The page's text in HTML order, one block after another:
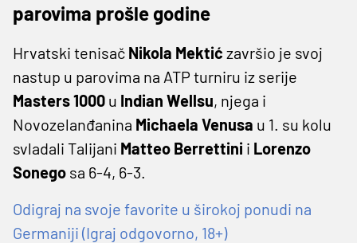
parovima prošle godine
Hrvatski tenisač Nikola Mektić završio je svoj
nastup u parovima na ATP turniru iz serije
Masters 1000 u Indian Wellsu, njega i
Novozelanđanina Michaela Venusa u 1. su kolu
svladali Talijani Matteo Berrettini i Lorenzo
Sonego sa 6-4, 6-3.
Odigraj na svoje favorite u širokoj ponudi na
Germaniji (Igraj odgovorno, 18+)